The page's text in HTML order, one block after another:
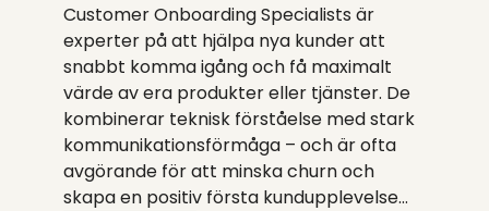
Customer Onboarding Specialists är
experter på att hjälpa nya kunder att
snabbt komma igång och få maximalt
värde av era produkter eller tjänster. De
kombinerar teknisk förståelse med stark
kommunikationsförmåga – och är ofta
avgörande för att minska churn och
skapa en positiv första kundupplevelse…